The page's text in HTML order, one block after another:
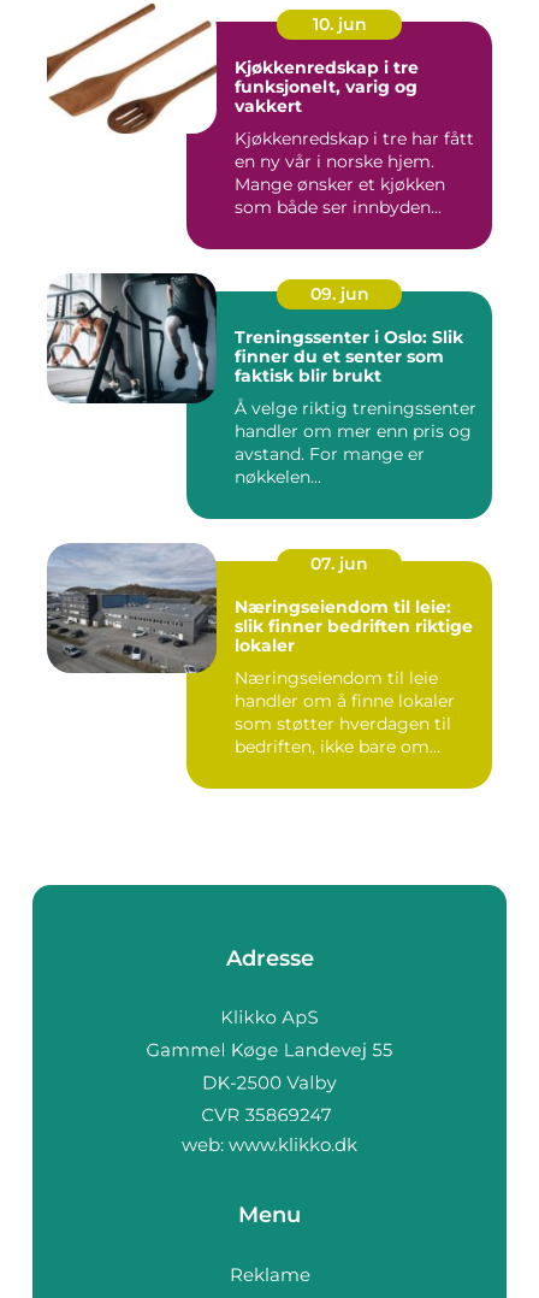
10. jun
Kjøkkenredskap i tre
funksjonelt, varig og
vakkert
Kjøkkenredskap i tre har fått
en ny vår i norske hjem.
Mange ønsker et kjøkken
som både ser innbyden...
09. jun
Treningssenter i Oslo: Slik
finner du et senter som
faktisk blir brukt
Å velge riktig treningssenter
handler om mer enn pris og
avstand. For mange er
nøkkelen...
07. jun
Næringseiendom til leie:
slik finner bedriften riktige
lokaler
Næringseiendom til leie
handler om å finne lokaler
som støtter hverdagen til
bedriften, ikke bare om...
Adresse
web: www.klikko.dk
Menu
Reklame